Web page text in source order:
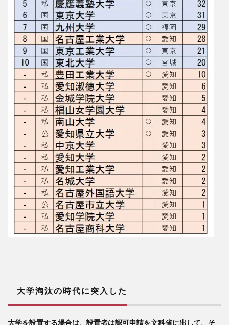
大学淘汰の時代に突入した
大学を設置する場合は、設置者は認可申請を文科省に出して、そ